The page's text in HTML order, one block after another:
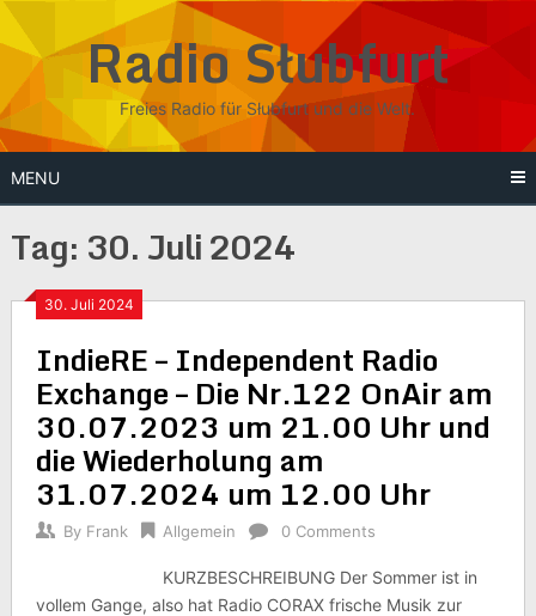
Skip
to
content
Radio Słubfurt
Freies Radio für Słubfurt und die Welt.
MENU
Tag: 30. Juli 2024
30. Juli 2024
IndieRE – Independent Radio
Exchange – Die Nr.122 OnAir am
30.07.2023 um 21.00 Uhr und
die Wiederholung am
31.07.2024 um 12.00 Uhr
By Frank Allgemein 0 Comments
KURZBESCHREIBUNG Der Sommer ist in
vollem Gange, also hat Radio CORAX frische Musik zur